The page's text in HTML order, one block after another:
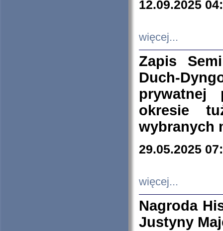
12.09.2025
więcej...
Zapis
Duch-
prywatnej
okresie
wybranych
29.05.2025
więcej...
Nagroda
Justyny